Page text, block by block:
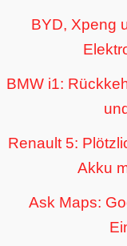
BYD, Xpeng
BMW i1:
Renault 5:
Akku
Ask Maps: